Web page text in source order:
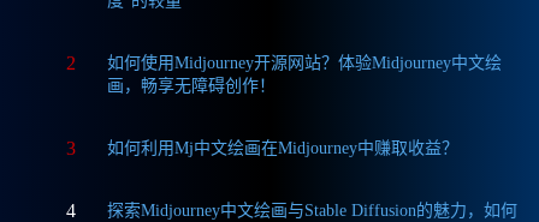
2
如何使用Midjourney开源网站？体验Midjourney中文绘
画，畅享无障碍创作！
3 如何利用Mj中文绘画在Midjourney中赚取收益？
4
探索Midjourney中文绘画与Stable Diffusion的魅力，如何